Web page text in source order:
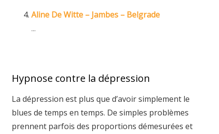
Aline De Witte – Jambes – Belgrade
...
Hypnose contre la dépression
La dépression est plus que d’avoir simplement le
blues de temps en temps. De simples problèmes
prennent parfois des proportions démesurées et